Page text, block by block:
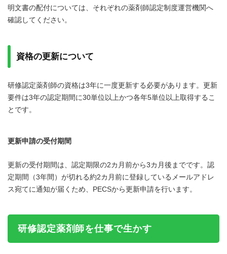
明文書の配付については、それぞれの薬剤師認定制度運営機関へ
確認してください。
資格の更新について
研修認定薬剤師の資格は3年に一度更新する必要があります。更新
要件は3年の認定期間に30単位以上かつ各年5単位以上取得するこ
とです。
更新申請の受付期間
更新の受付期間は、認定期限の2カ月前から3カ月後までです。認
定期間（3年間）が切れる約2カ月前に登録しているメールアドレ
ス宛てに通知が届くため、PECSから更新申請を行います。
研修認定薬剤師を仕事で生かす